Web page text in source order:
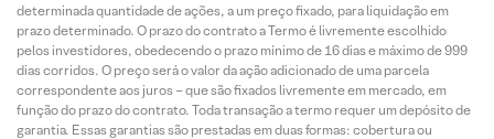
determinada quantidade de ações, a um preço fixado, para liquidação em
prazo determinado. O prazo do contrato a Termo é livremente escolhido
pelos investidores, obedecendo o prazo mínimo de 16 dias e máximo de 999
dias corridos. O preço será o valor da ação adicionado de uma parcela
correspondente aos juros – que são fixados livremente em mercado, em
função do prazo do contrato. Toda transação a termo requer um depósito de
garantia. Essas garantias são prestadas em duas formas: cobertura ou